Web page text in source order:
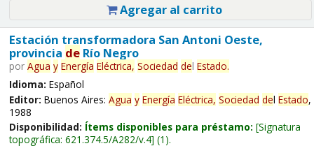
Agregar al carrito
Estación transformadora San Antoni Oeste,
provincia deRío Negro
por Agua y Energía Eléctrica, Sociedad del Estado.
Idioma: Español
Editor: Buenos Aires: Agua y Energía Eléctrica, Sociedad del Estado,
1988
Disponibilidad: Ítems disponibles para préstamo: Signatura
topográfica: 621.374.5/A282/v.4 (1).